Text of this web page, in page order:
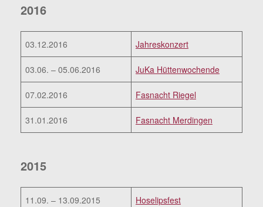
2016
03.12.2016 Jahreskonzert
03.06. – 05.06.2016 JuKa Hüttenwochende
07.02.2016 Fasnacht Riegel
31.01.2016 Fasnacht Merdingen
2015
11.09. – 13.09.2015 Hoselipsfest